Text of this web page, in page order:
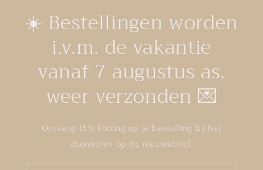
☀️ Bestellingen worden
i.v.m. de vakantie
vanaf 7 augustus as.
weer verzonden 💌
Ontvang 15% korting op je bestelling bij het
abonneren op de nieuwsbrief.